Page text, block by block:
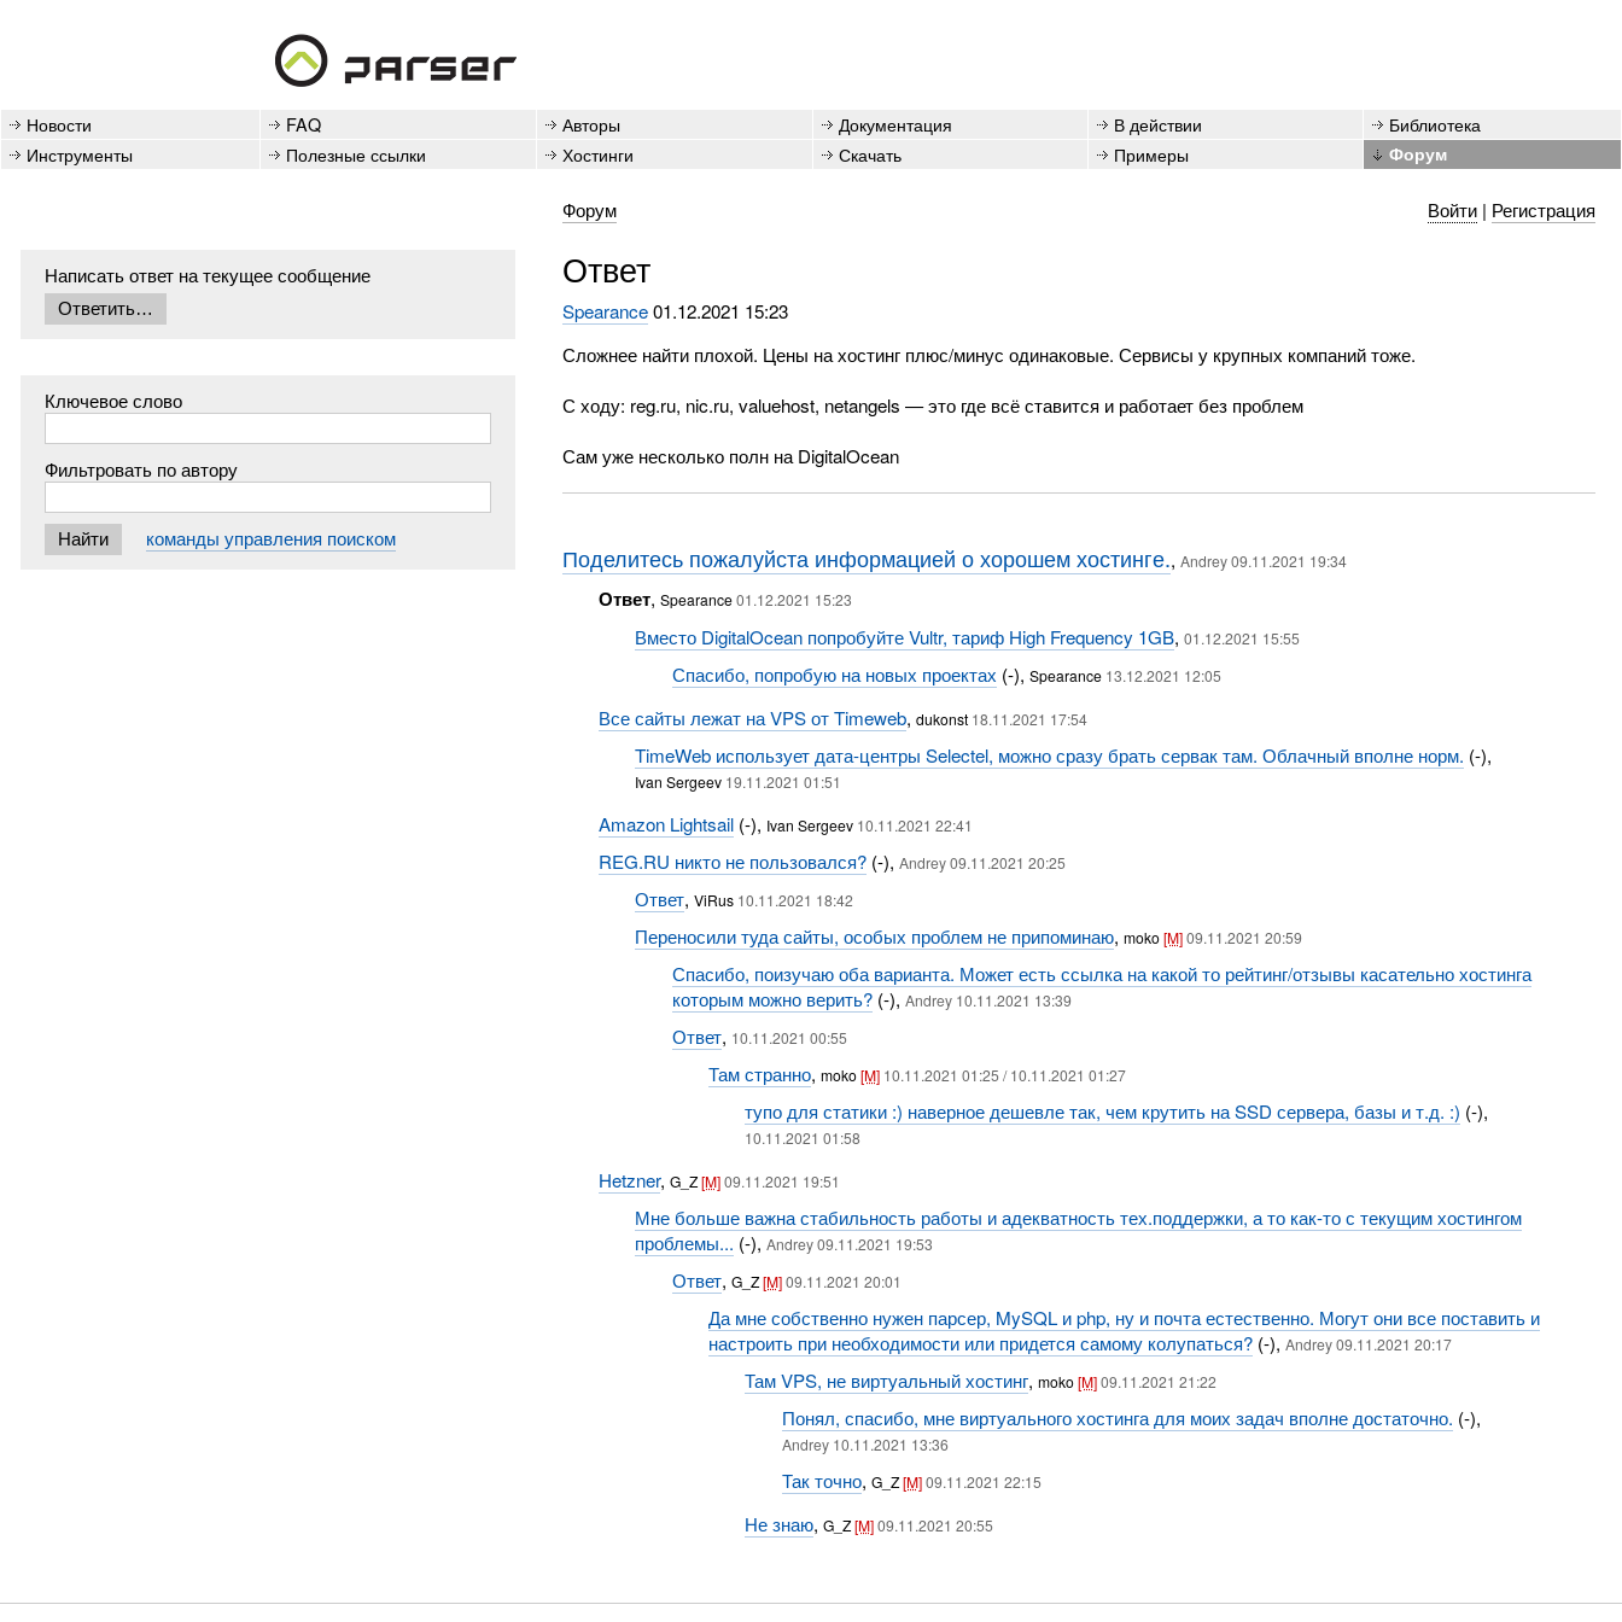
Новости FAQ Авторы Документация В действии
Библиотека
Инструменты
Полезные ссылки Хостинги Скачать Примеры Форум
Форум Войти| Регистрация
Написать ответ на текущее сообщение
Ключевое слово
Фильтровать по автору
команды управления поиском
Ответ
Spearance 01.12.2021 15:23
Сложнее найти плохой. Цены на хостинг плюс/минус одинаковые. Сервисы у крупных компаний тоже.
С ходу: reg.ru, nic.ru, valuehost, netangels — это где всё ставится и работает без проблем
Сам уже несколько полн на DigitalOcean
Поделитесь пожалуйста информацией о хорошем хостинге., Andrey 09.11.2021 19:34
Ответ, Spearance01.12.2021 15:23
Вместо DigitalOcean попробуйте Vultr, тариф High Frequency 1GB,01.12.2021 15:55
Спасибо, попробую на новых проектах (-), Spearance 13.12.2021 12:05
Все сайты лежат на VPS от Timeweb, dukonst 18.11.2021 17:54
TimeWeb использует дата-центры Selectel, можно сразу брать сервак там. Облачный вполне норм. (-),
Ivan Sergeev 19.11.2021 01:51
Amazon Lightsail(-), Ivan Sergeev 10.11.2021 22:41
REG.RU никто не пользовался?(-), Andrey 09.11.2021 20:25
Ответ,ViRus 10.11.2021 18:42
Переносили туда сайты, особых проблем не припоминаю,moko[M]09.11.2021 20:59
Спасибо, поизучаю оба варианта. Может есть ссылка на какой то рейтинг/отзывы касательно хостинга
которым можно верить?(-), Andrey 10.11.2021 13:39
Ответ, 10.11.2021 00:55
Там странно,moko[M] 10.11.2021 01:25 / 10.11.2021 01:27
тупо для статики :) наверное дешевле так, чем крутить на SSD сервера, базы и т.д. :) (-),
10.11.2021 01:58
Hetzner, G_Z[M]09.11.2021 19:51
Мне больше важна стабильность работы и адекватность тех.поддержки, а то как-то с текущим хостингом
проблемы... (-),Andrey 09.11.2021 19:53
Ответ, G_Z[M]09.11.2021 20:01
Да мне собственно нужен парсер, MySQL и php, ну и почта естественно. Могут они все поставить и
настроить при необходимости или придется самому колупаться? (-),Andrey 09.11.2021 20:17
Там VPS, не виртуальный хостинг,moko[M] 09.11.2021 21:22
Понял, спасибо, мне виртуального хостинга для моих задач вполне достаточно. (-),
Andrey 10.11.2021 13:36
Так точно, G_Z[M]09.11.2021 22:15
Не знаю,G_Z[M] 09.11.2021 20:55